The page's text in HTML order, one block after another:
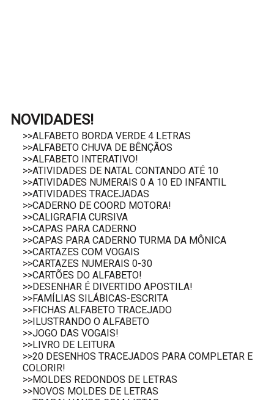
NOVIDADES!
>>ALFABETO BORDA VERDE 4 LETRAS
>>ALFABETO CHUVA DE BÊNÇÃOS
>>ALFABETO INTERATIVO!
>>ATIVIDADES DE NATAL CONTANDO ATÉ 10
>>ATIVIDADES NUMERAIS 0 A 10 ED INFANTIL
>>ATIVIDADES TRACEJADAS
>>CADERNO DE COORD MOTORA!
>>CALIGRAFIA CURSIVA
>>CAPAS PARA CADERNO
>>CAPAS PARA CADERNO TURMA DA MÔNICA
>>CARTAZES COM VOGAIS
>>CARTAZES NUMERAIS 0-30
>>CARTÕES DO ALFABETO!
>>DESENHAR É DIVERTIDO APOSTILA!
>>FAMÍLIAS SILÁBICAS-ESCRITA
>>FICHAS ALFABETO TRACEJADO
>>ILUSTRANDO O ALFABETO
>>JOGO DAS VOGAIS!
>>LIVRO DE LEITURA
>>20 DESENHOS TRACEJADOS PARA COMPLETAR E
COLORIR!
>>MOLDES REDONDOS DE LETRAS
>>NOVOS MOLDES DE LETRAS